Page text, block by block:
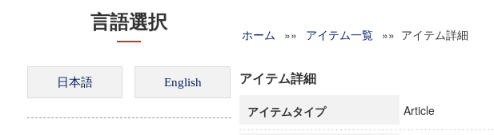
言語選択
ホーム »» アイテム一覧 »» アイテム詳細
アイテム詳細
アイテムタイプ Article